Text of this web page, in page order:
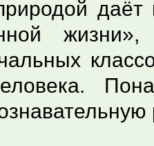
даёт